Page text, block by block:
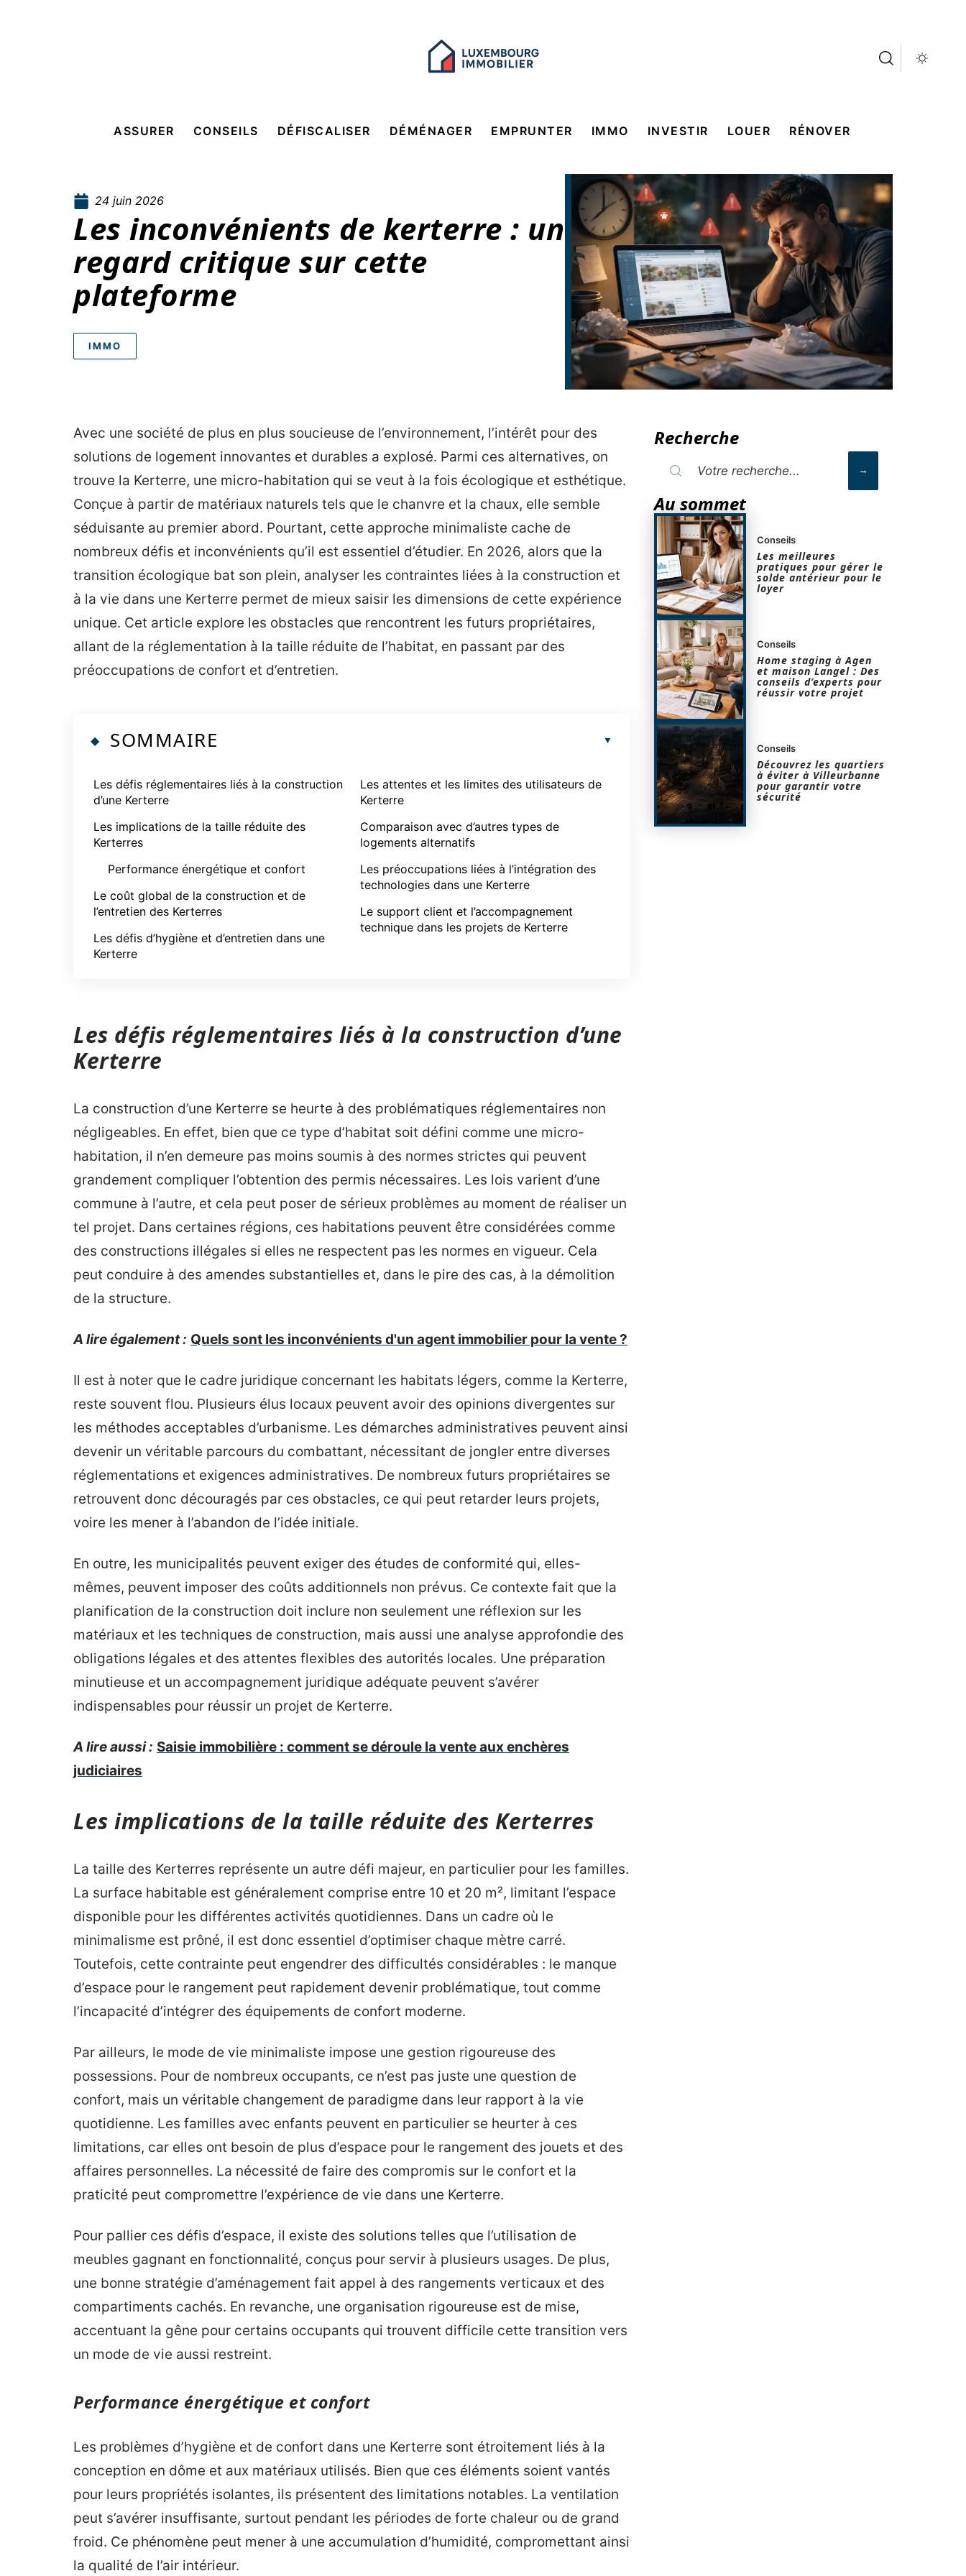
ASSURER CONSEILS DÉFISCALISER DÉMÉNAGER EMPRUNTER IMMO INVESTIR LOUER RÉNOVER
24 juin 2026
Les inconvénients de kerterre : un
regard critique sur cette
plateforme
IMMO
Avec une société de plus en plus soucieuse de l’environnement, l’intérêt pour des
solutions de logement innovantes et durables a explosé. Parmi ces alternatives, on
trouve la Kerterre, une micro-habitation qui se veut à la fois écologique et esthétique.
Conçue à partir de matériaux naturels tels que le chanvre et la chaux, elle semble
séduisante au premier abord. Pourtant, cette approche minimaliste cache de
nombreux défis et inconvénients qu’il est essentiel d’étudier. En 2026, alors que la
transition écologique bat son plein, analyser les contraintes liées à la construction et
à la vie dans une Kerterre permet de mieux saisir les dimensions de cette expérience
unique. Cet article explore les obstacles que rencontrent les futurs propriétaires,
allant de la réglementation à la taille réduite de l’habitat, en passant par des
préoccupations de confort et d’entretien.
SOMMAIRE
Les défis réglementaires liés à la construction
d’une Kerterre
Les implications de la taille réduite des
Kerterres
Performance énergétique et confort
Le coût global de la construction et de
l’entretien des Kerterres
Les défis d’hygiène et d’entretien dans une
Kerterre
Les attentes et les limites des utilisateurs de
Kerterre
Comparaison avec d’autres types de
logements alternatifs
Les préoccupations liées à l’intégration des
technologies dans une Kerterre
Le support client et l’accompagnement
technique dans les projets de Kerterre
Les défis réglementaires liés à la construction d’une
Kerterre
La construction d’une Kerterre se heurte à des problématiques réglementaires non
négligeables. En effet, bien que ce type d’habitat soit défini comme une micro-
habitation, il n’en demeure pas moins soumis à des normes strictes qui peuvent
grandement compliquer l’obtention des permis nécessaires. Les lois varient d’une
commune à l’autre, et cela peut poser de sérieux problèmes au moment de réaliser un
tel projet. Dans certaines régions, ces habitations peuvent être considérées comme
des constructions illégales si elles ne respectent pas les normes en vigueur. Cela
peut conduire à des amendes substantielles et, dans le pire des cas, à la démolition
de la structure.
A lire également : Quels sont les inconvénients d'un agent immobilier pour la vente ?
Il est à noter que le cadre juridique concernant les habitats légers, comme la Kerterre,
reste souvent flou. Plusieurs élus locaux peuvent avoir des opinions divergentes sur
les méthodes acceptables d’urbanisme. Les démarches administratives peuvent ainsi
devenir un véritable parcours du combattant, nécessitant de jongler entre diverses
réglementations et exigences administratives. De nombreux futurs propriétaires se
retrouvent donc découragés par ces obstacles, ce qui peut retarder leurs projets,
voire les mener à l’abandon de l’idée initiale.
En outre, les municipalités peuvent exiger des études de conformité qui, elles-
mêmes, peuvent imposer des coûts additionnels non prévus. Ce contexte fait que la
planification de la construction doit inclure non seulement une réflexion sur les
matériaux et les techniques de construction, mais aussi une analyse approfondie des
obligations légales et des attentes flexibles des autorités locales. Une préparation
minutieuse et un accompagnement juridique adéquate peuvent s’avérer
indispensables pour réussir un projet de Kerterre.
A lire aussi : Saisie immobilière : comment se déroule la vente aux enchères
judiciaires
Les implications de la taille réduite des Kerterres
La taille des Kerterres représente un autre défi majeur, en particulier pour les familles.
La surface habitable est généralement comprise entre 10 et 20 m², limitant l’espace
disponible pour les différentes activités quotidiennes. Dans un cadre où le
minimalisme est prôné, il est donc essentiel d’optimiser chaque mètre carré.
Toutefois, cette contrainte peut engendrer des difficultés considérables : le manque
d’espace pour le rangement peut rapidement devenir problématique, tout comme
l’incapacité d’intégrer des équipements de confort moderne.
Par ailleurs, le mode de vie minimaliste impose une gestion rigoureuse des
possessions. Pour de nombreux occupants, ce n’est pas juste une question de
confort, mais un véritable changement de paradigme dans leur rapport à la vie
quotidienne. Les familles avec enfants peuvent en particulier se heurter à ces
limitations, car elles ont besoin de plus d’espace pour le rangement des jouets et des
affaires personnelles. La nécessité de faire des compromis sur le confort et la
praticité peut compromettre l’expérience de vie dans une Kerterre.
Pour pallier ces défis d’espace, il existe des solutions telles que l’utilisation de
meubles gagnant en fonctionnalité, conçus pour servir à plusieurs usages. De plus,
une bonne stratégie d’aménagement fait appel à des rangements verticaux et des
compartiments cachés. En revanche, une organisation rigoureuse est de mise,
accentuant la gêne pour certains occupants qui trouvent difficile cette transition vers
un mode de vie aussi restreint.
Performance énergétique et confort
Les problèmes d’hygiène et de confort dans une Kerterre sont étroitement liés à la
conception en dôme et aux matériaux utilisés. Bien que ces éléments soient vantés
pour leurs propriétés isolantes, ils présentent des limitations notables. La ventilation
peut s’avérer insuffisante, surtout pendant les périodes de forte chaleur ou de grand
froid. Ce phénomène peut mener à une accumulation d’humidité, compromettant ainsi
la qualité de l’air intérieur.
Recherche
Au sommet
Conseils
Les meilleures
pratiques pour gérer le
solde antérieur pour le
loyer
Conseils
Home staging à Agen
et maison Langel : Des
conseils d’experts pour
réussir votre projet
Conseils
Découvrez les quartiers
à éviter à Villeurbanne
pour garantir votre
sécurité